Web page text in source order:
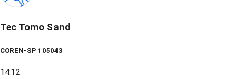
Tec Tomo Sand
COREN-SP 105043
14:12